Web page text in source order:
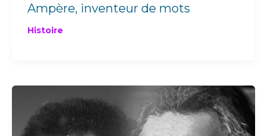
Ampère, inventeur de mots
Histoire